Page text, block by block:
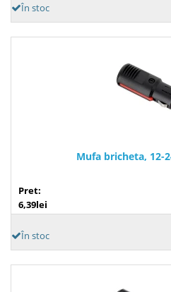
În stoc
Mufa bricheta, 12-
Pret:
6,39lei
În stoc